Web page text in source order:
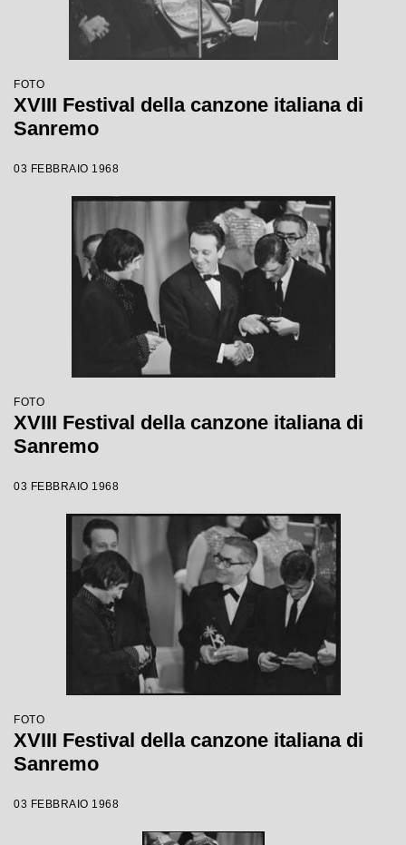
FOTO
XVIII Festival della canzone italiana di
Sanremo
03 FEBBRAIO 1968
FOTO
XVIII Festival della canzone italiana di
Sanremo
03 FEBBRAIO 1968
FOTO
XVIII Festival della canzone italiana di
Sanremo
03 FEBBRAIO 1968